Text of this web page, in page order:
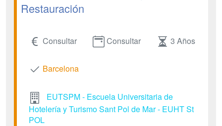
Restauración
Consultar Consultar 3 Años
Barcelona
EUTSPM - Escuela Universitaria de
Hotelería y Turismo Sant Pol de Mar - EUHT St
POL